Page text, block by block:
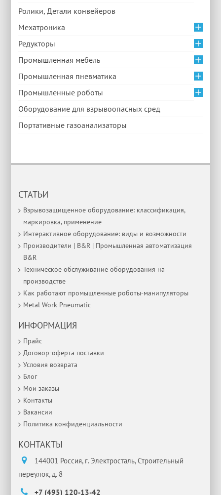
Ролики, Детали конвейеров
Мехатроника
Редукторы
Промышленная мебель
Промышленная пневматика
Промышленные роботы
Оборудование для взрывоопасных сред
Портативные газоанализаторы
СТАТЬИ
Взрывозащищенное оборудование: классификация,
маркировка, применение
Интерактивное оборудование: виды и возможности
Производители | B&R | Промышленная автоматизация
B&R
Техническое обслуживание оборудования на
производстве
Как работают промышленные роботы-манипуляторы
Metal Work Pneumatic
ИНФОРМАЦИЯ
Прайс
Договор-оферта поставки
Условия возврата
Блог
Мои заказы
Контакты
Вакансии
Политика конфиденциальности
КОНТАКТЫ
144001 Россия, г. Электросталь, Строительный
переулок, д. 8
+7 (495) 120-13-42